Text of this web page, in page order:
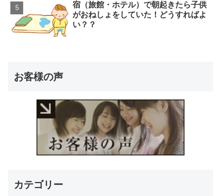
宿（旅館・ホテル）で朝起きたら子供
がおねしょをしていた！どうすればよ
い？？
お客様の声
カテゴリー